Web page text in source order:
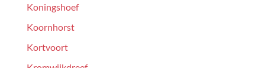
Koningshoef
Koornhorst
Kortvoort